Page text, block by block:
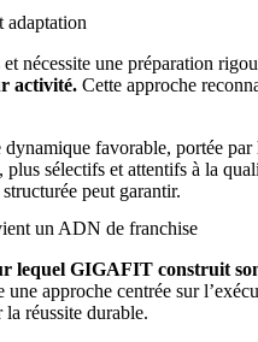
adaptation
nécessite une préparation
activité. Cette approche
favorable, portée
sélectifs et attentifs à la
peut garantir.
un ADN de franchise
lequel GIGAFIT construit
approche centrée sur
la réussite durable.